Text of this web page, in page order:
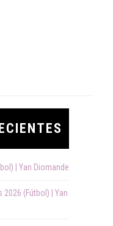
| Yan Diomande
2026 (Fútbol) | Yan